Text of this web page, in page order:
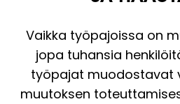
Vaikka työpajoissa on
jopa tuhansia
työpajat muodostavat
muutoksen